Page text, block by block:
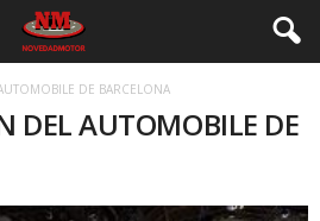
DE BARCELONA
DEL AUTOMOBILE DE